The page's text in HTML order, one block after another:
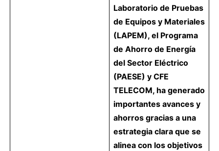
Laboratorio de Pruebas
de Equipos y Materiales
(LAPEM), el Programa
de Ahorro de Energía
del Sector Eléctrico
(PAESE) y CFE
TELECOM, ha generado
importantes avances y
ahorros gracias a una
estrategia clara que se
alinea con los objetivos